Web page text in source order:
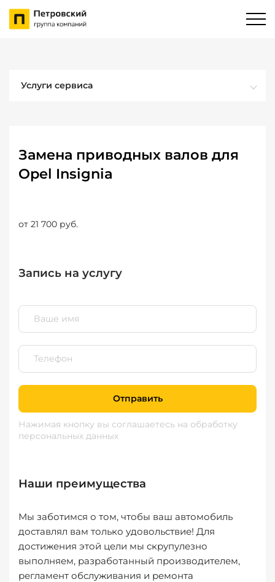
Услуги сервиса
Замена приводных валов для
Opel Insignia
от 21 700 руб.
Запись на услугу
Отправить
Нажимая кнопку вы соглашаетесь на обработку
персональных данных
Наши преимущества
Мы заботимся о том, чтобы ваш автомобиль
доставлял вам только удовольствие! Для
достижения этой цели мы скрупулезно
выполняем, разработанный производителем,
регламент обслуживания и ремонта